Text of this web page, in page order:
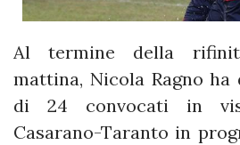
Al termine della
mattina, Nicola Ragno ha
di 24 convocati in
Casarano-Taranto in